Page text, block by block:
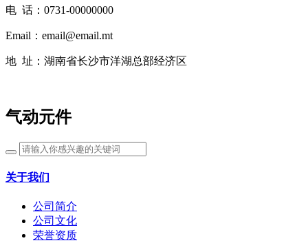
电 话：0731-00000000
Email：email@email.mt
地 址：湖南省长沙市洋湖总部经济区
气动元件
关于我们
公司简介
公司文化
荣誉资质